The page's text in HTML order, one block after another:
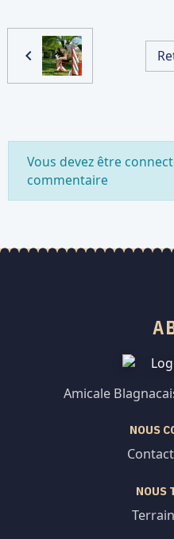
Vous devez être
commentaire
Amicale
NOUS
NOUS